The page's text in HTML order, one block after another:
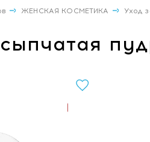
ЖЕНСКАЯ КОСМЕТИКА Уход